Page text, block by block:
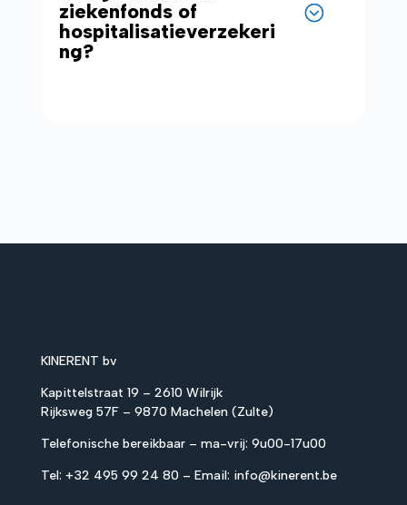
ziekenfonds of
hospitalisatieverzekeri
ng?
KINERENT bv
Kapittelstraat 19 – 2610 Wilrijk
Rijksweg 57F – 9870 Machelen (Zulte)
Telefonische bereikbaar – ma-vrij: 9u00-17u00
Tel: +32 495 99 24 80 – Email: info@kinerent.be